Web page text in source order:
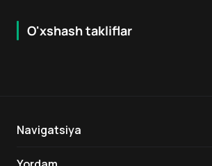
O'xshash takliflar
12 + 6.0
Navigatsiya